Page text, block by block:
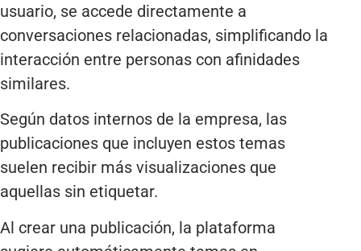
usuario, se accede directamente a
conversaciones relacionadas, simplificando la
interacción entre personas con afinidades
similares.
Según datos internos de la empresa, las
publicaciones que incluyen estos temas
suelen recibir más visualizaciones que
aquellas sin etiquetar.
Al crear una publicación, la plataforma